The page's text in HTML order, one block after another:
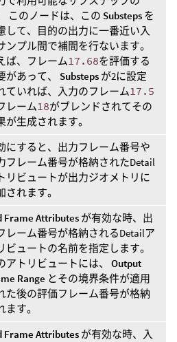
このノードは、この Substeps を
して、目的の出力に一番近い入
ンプル間で補間を行ないます。
ば、フレーム17.68を評価する
があって、 Substeps が2に設定
ていれば、入力のフレーム17.5
レーム18がブレンドされてその
が生成されます。
にすると、出力フレーム番号や
フレーム番号が格納されたDetail
リビュートが出力ジオメトリに
されます。
Frame Attributes が有効な時、出
レーム番号が格納されるDetailア
ビュートの名前を指定します。
アトリビュートには、 Output
Range とその境界条件が適用
た後の評価フレーム番号が格納
ます。
Frame Attributes が有効な時、入